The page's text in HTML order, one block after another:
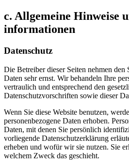
c. Allgemeine Hinweise
informationen
Datenschutz
Die Betreiber dieser Seiten nehmen den
Daten sehr ernst. Wir behandeln Ihre
vertraulich und entsprechend den
Datenschutzvorschriften sowie dieser
Wenn Sie diese Website benutzen,
personenbezogene Daten erhoben.
Daten, mit denen Sie persönlich
vorliegende Datenschutzerklärung
erheben und wofür wir sie nutzen. Sie
welchem Zweck das geschieht.